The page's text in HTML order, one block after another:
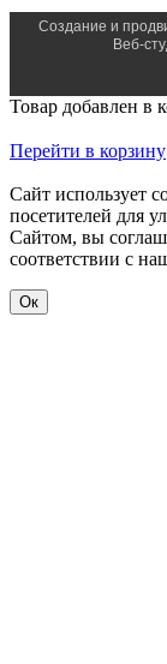
Создание и
Веб-
Товар добавлен в
Перейти в корзину
Сайт использует
посетителей для
Сайтом, вы
соответствии с
Ок